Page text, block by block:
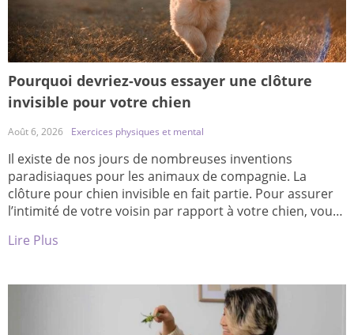
Pourquoi devriez-vous essayer une clôture
invisible pour votre chien
Août 6, 2026 Exercices physiques et mental
Il existe de nos jours de nombreuses inventions
paradisiaques pour les animaux de compagnie. La
clôture pour chien invisible en fait partie. Pour assurer
l’intimité de votre voisin par rapport à votre chien, vous
différentes races de chiens qui se débrouillent bien avec
Lire Plus